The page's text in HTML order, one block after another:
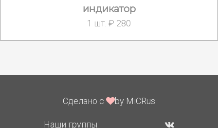
индикатор
1 шт. ₽ 280
Сделано с by MiCRus
Наши группы: